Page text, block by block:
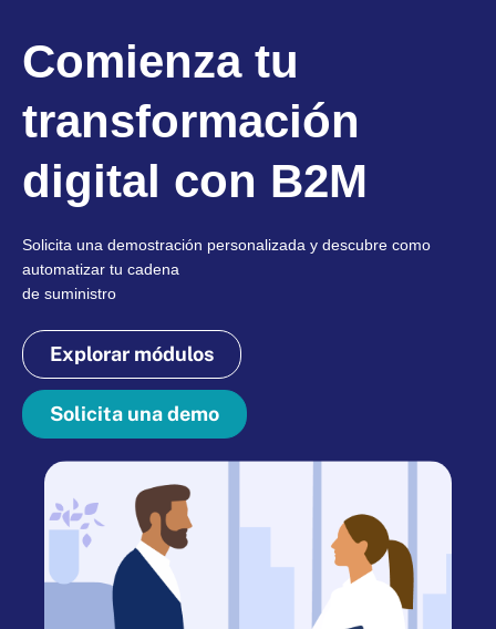
Comienza tu
transformación
digital con B2M
Solicita una demostración personalizada y descubre como
automatizar tu cadena
de suministro
Explorar módulos
Solicita una demo